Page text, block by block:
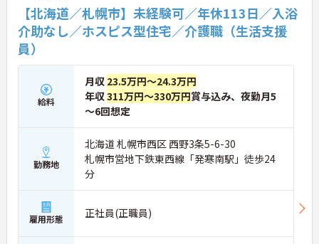
★おすすめPOINT★
【無理なくステップアップできる業務内容】
・実務未経験からでも挑戦可能です
・入浴介助なし、まずは生活支援や看護師のサポー
トからスタートできます
・資格取得支援制度を活用し、将来的に訪問介護員
を目指せる環境です
【手厚い待遇と働きやすさの両立】
・介護福祉士手当25,000円あり
・残業は全社平均残業月5時間程度と少なくプライ
ベートの時間を確保できます
・3日以上の連続休暇取得で支援金が支給される独
自の制度があります
・夏季・冬季の特別休暇があり年間休日は113日し
っかりと休めます
【安心の教育・チームサポート体制】
・手厚い人員配置で困った時もすぐに相談可能です
【北海道／札幌市】未経験可／年休113日／入浴
介助なし／ホスピス型住宅／介護職（生活支援
員）
給料
月収 23.5万円～24.3万円
年収311万円～330万円賞与込み、夜勤月5
～6回想定
勤務地
北海道 札幌市西区 西野3条5-6-30
札幌市営地下鉄東西線「発寒南駅」徒歩24
分
雇用形態 正社員(正職員)